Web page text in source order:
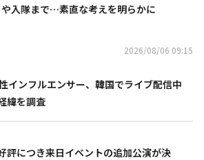
入隊まで…素直な考えを明らかに
2026/08/06 09:15
インフルエンサー、韓国でライブ配信中
緯を調査
評につき来日イベントの追加公演が決